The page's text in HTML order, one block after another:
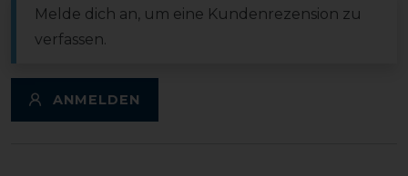
Melde dich an, um eine Kundenrezension zu
verfassen.
ANMELDEN